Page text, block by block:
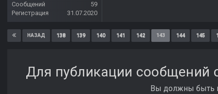
Сообщений
59
Регистрация
31.07.2020
НАЗАД 138 139 140 141 142 143 144 145
Для публикации сообщений
Вы должны быть